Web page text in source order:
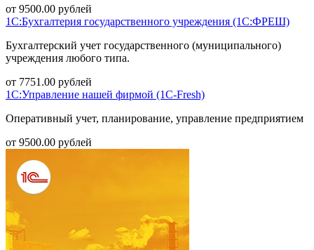
от 9500.00 рублей
1С:Бухгалтерия государственного учреждения (1С:ФРЕШ)
Бухгалтерский учет государственного (муниципального)
учреждения любого типа.
от 7751.00 рублей
1С:Управление нашей фирмой (1С-Fresh)
Оперативный учет, планирование, управление предприятием
от 9500.00 рублей